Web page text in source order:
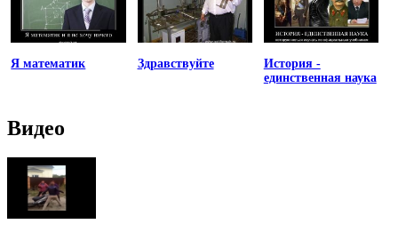
Я математик Здравствуйте
История -
единственная наука
Видео